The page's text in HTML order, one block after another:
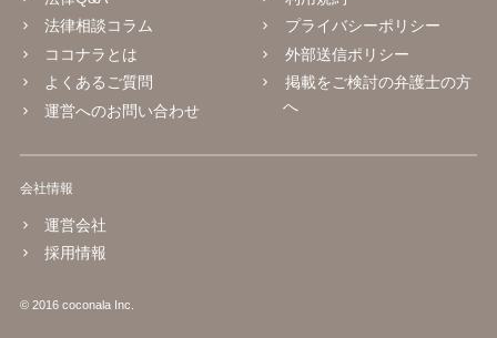
法律相談コラム
ココナラとは
よくあるご質問
運営へのお問い合わせ
プライバシーポリシー
外部送信ポリシー
掲載をご検討の弁護士の方
へ
会社情報
運営会社
採用情報
© 2016 coconala Inc.